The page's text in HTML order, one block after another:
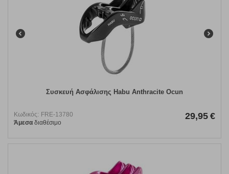
Συσκευή Ασφάλισης Habu Anthracite Ocun
Κωδικός: FRE-13780
Άμεσα διαθέσιμο
29,95 €